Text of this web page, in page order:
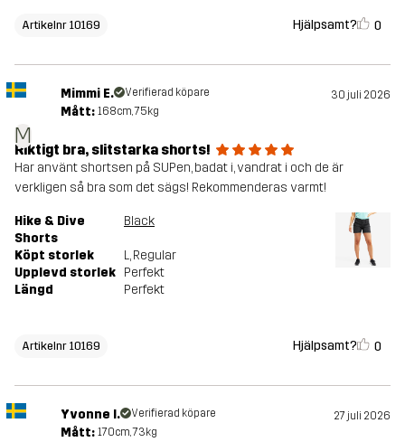
Artikelnr 10169 Hjälpsamt? 0
M
Mimmi E. Verifierad köpare 30 juli 2026
Mått: 168cm, 75kg
Riktigt bra, slitstarka shorts!
Har använt shortsen på SUPen, badat i, vandrat i och de är
verkligen så bra som det sägs! Rekommenderas varmt!
Hike & Dive
Shorts
Black
Köpt storlek L, Regular
Upplevd storlek Perfekt
Längd
Perfekt
Artikelnr 10169 Hjälpsamt? 0
Yvonne I. Verifierad köpare 27 juli 2026
Mått: 170cm, 73kg